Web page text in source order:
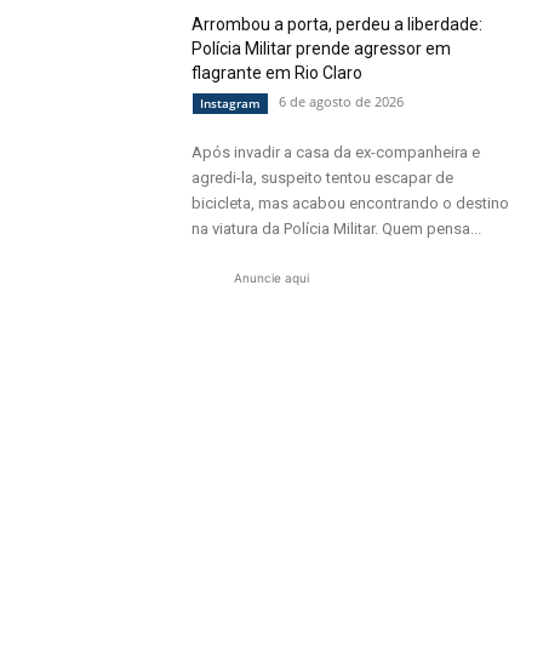
Arrombou a porta, perdeu a liberdade:
Polícia Militar prende agressor em
flagrante em Rio Claro
Instagram 6 de agosto de 2026
Após invadir a casa da ex-companheira e
agredi-la, suspeito tentou escapar de
bicicleta, mas acabou encontrando o destino
na viatura da Polícia Militar. Quem pensa...
Anuncie aqui